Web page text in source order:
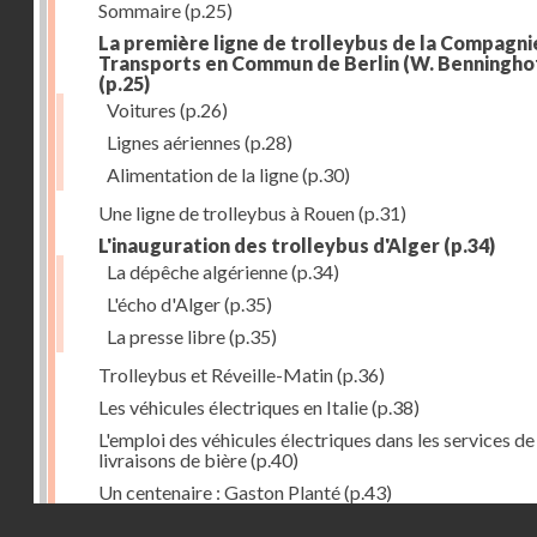
Sommaire(p.25)
La première ligne de trolleybus de la
Transports en Commun de Berlin (W.
(p.25)
Voitures (p.26)
Lignes aériennes (p.28)
Alimentation de la ligne(p.30)
Une ligne de trolleybus à Rouen(p.31)
L'inauguration des trolleybus d'Alger (p.34)
La dépêche algérienne(p.34)
L'écho d'Alger(p.35)
La presse libre(p.35)
Trolleybus et Réveille-Matin(p.36)
Les véhicules électriques en Italie(p.38)
L'emploi des véhicules électriques dans les services de
livraisons de bière(p.40)
Un centenaire : Gaston Planté(p.43)